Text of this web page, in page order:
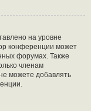
на уровне
конференции может
форумах. Также
членам
можете добавлять